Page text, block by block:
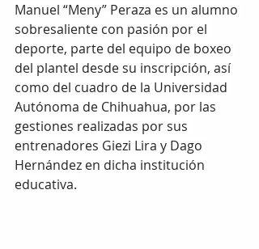
Manuel “Meny” Peraza es un alumno
sobresaliente con pasión por el
deporte, parte del equipo de boxeo
del plantel desde su inscripción, así
como del cuadro de la Universidad
Autónoma de Chihuahua, por las
gestiones realizadas por sus
entrenadores Giezi Lira y Dago
Hernández en dicha institución
educativa.